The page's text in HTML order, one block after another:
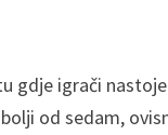
gdje igrači nastoje
od sedam,